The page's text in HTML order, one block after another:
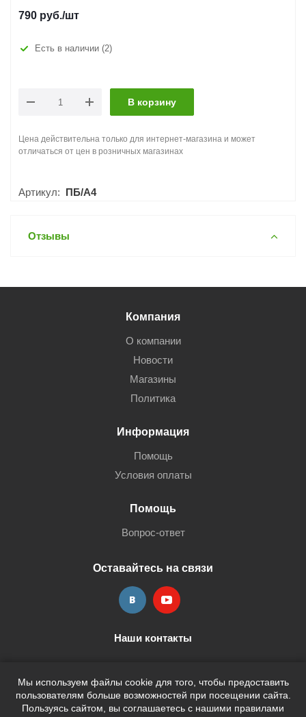
790 руб./шт
Есть в наличии (2)
В корзину
Цена действительна только для интернет-магазина и может
отличаться от цен в розничных магазинах
Артикул: ПБ/А4
Отзывы
Мы используем файлы cookie для того, чтобы предоставить
пользователям больше возможностей при посещении сайта.
Пользуясь сайтом, вы соглашаетесь с нашими правилами
Компания
О компании
Новости
Магазины
Политика
Информация
Помощь
Условия оплаты
Помощь
Вопрос-ответ
Оставайтесь на связи
Наши контакты